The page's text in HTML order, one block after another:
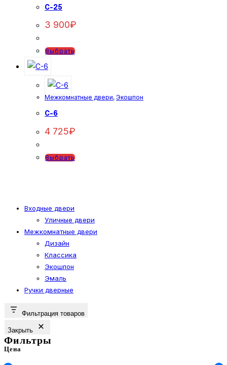
выбрать
C-25
3 900₽
ВыбратьЭтот
вариаций.
Межкомнатные двери, Экошпон
C-6
4 725₽
ВыбратьЭтот
Опции
можно
на
Входные двери
Уличные двери
Межкомнатные двери
Дизайн
Классика
Экошпон
Эмаль
Ручки дверные
Фильтрация товаров
Закрыть
Фильтры
Цена